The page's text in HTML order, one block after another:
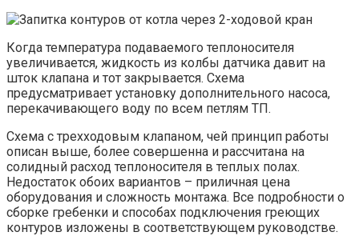
Когда температура подаваемого теплоносителя
увеличивается, жидкость из колбы датчика давит на
шток клапана и тот закрывается. Схема
предусматривает установку дополнительного насоса,
перекачивающего воду по всем петлям ТП.
Схема с трехходовым клапаном, чей принцип работы
описан выше, более совершенна и рассчитана на
солидный расход теплоносителя в теплых полах.
Недостаток обоих вариантов – приличная цена
оборудования и сложность монтажа. Все подробности о
сборке гребенки и способах подключения греющих
контуров изложены в соответствующем руководстве.